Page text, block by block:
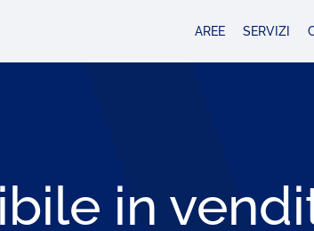
AREE SERVIZI
in